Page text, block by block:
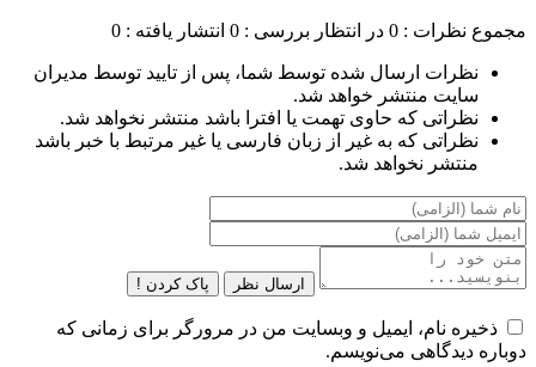
مجموع نظرات : 0 در انتظار بررسی : 0 انتشار یافته : 0
نظرات ارسال شده توسط شما، پس از تایید توسط مدیران
سایت منتشر خواهد شد.
نظراتی که حاوی تهمت یا افترا باشد منتشر نخواهد شد.
نظراتی که به غیر از زبان فارسی یا غیر مرتبط با خبر باشد
منتشر نخواهد شد.
ارسال نظر پاک کردن !
ذخیره نام، ایمیل و وبسایت من در مرورگر برای زمانی که
دوباره دیدگاهی می‌نویسم.